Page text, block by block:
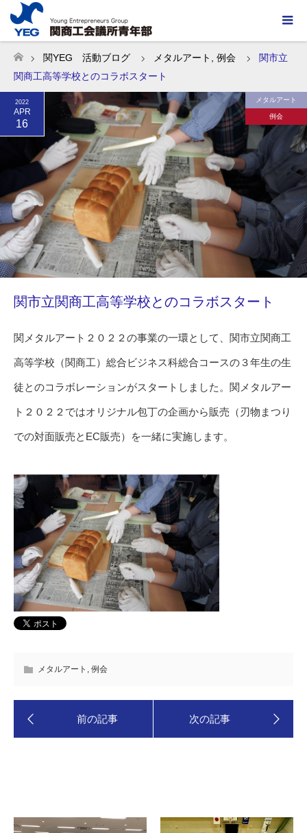
ホーム
関YEG 活動ブログ メタルアート 例会
関市立
関商工高等学校とのコラボスタート
2022
APR
16
メタルアート
例会
関市立関商工高等学校とのコラボスタート
関メタルアート２０２２の事業の一環として、関市立関商工
高等学校（関商工）総合ビジネス科総合コースの３年生の生
徒とのコラボレーションがスタートしました。関メタルアー
ト２０２２ではオリジナル包丁の企画から販売（刃物まつり
での対面販売とEC販売）を一緒に実施します。
メタルアート , 例会